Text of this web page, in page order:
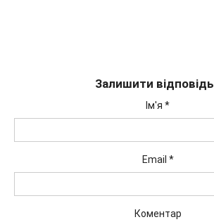
Залишити відповідь
Ім'я *
Email *
Коментар